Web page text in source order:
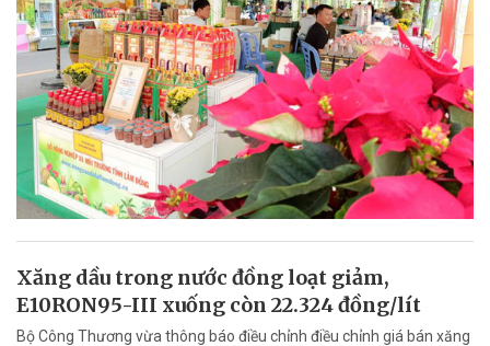
Xăng dầu trong nước đồng loạt giảm,
E10RON95-III xuống còn 22.324 đồng/lít
Bộ Công Thương vừa thông báo điều chỉnh điều chỉnh giá bán xăng